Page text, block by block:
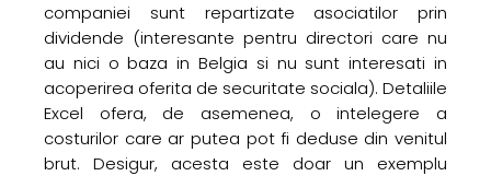
companiei sunt repartizate asociatilor prin
dividende (interesante pentru directori care nu
au nici o baza in Belgia si nu sunt interesati in
acoperirea oferita de securitate sociala). Detaliile
Excel ofera, de asemenea, o intelegere a
costurilor care ar putea pot fi deduse din venitul
brut. Desigur, acesta este doar un exemplu